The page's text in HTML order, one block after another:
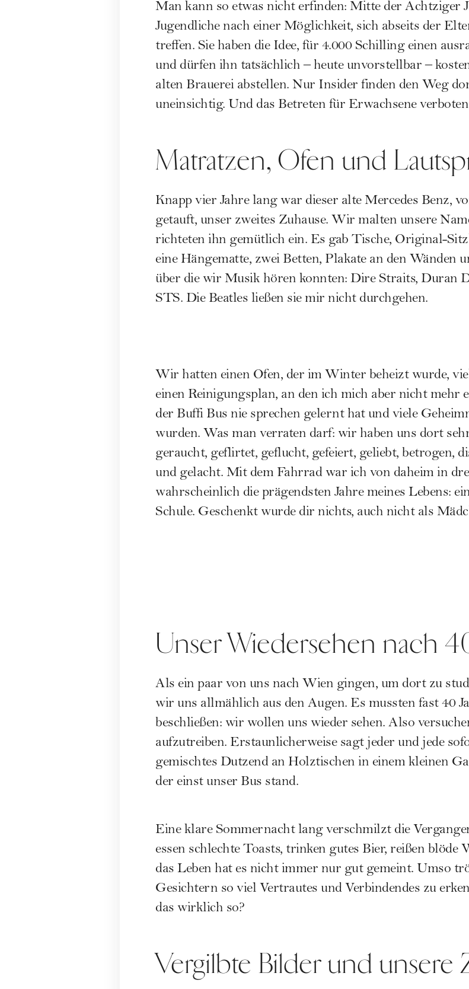
Man kann so etwas nicht erfinden: Mitte der Achtziger
Jugendliche nach einer Möglichkeit, sich abseits der
treffen. Sie haben die Idee, für 4.000 Schilling einen
und dürfen ihn tatsächlich – heute unvorstellbar –
alten Brauerei abstellen. Nur Insider finden den Weg
uneinsichtig. Und das Betreten für Erwachsene
Matratzen, Ofen und
Knapp vier Jahre lang war dieser alte Mercedes Benz,
getauft, unser zweites Zuhause. Wir malten unsere
richteten ihn gemütlich ein. Es gab Tische, Original-
eine Hängematte, zwei Betten, Plakate an den Wänden
über die wir Musik hören konnten: Dire Straits, Duran
STS. Die Beatles ließen sie mir nicht durchgehen.
Wir hatten einen Ofen, der im Winter beheizt wurde,
einen Reinigungsplan, an den ich mich aber nicht mehr
der Buffi Bus nie sprechen gelernt hat und viele
wurden. Was man verraten darf: wir haben uns dort
geraucht, geflirtet, geflucht, gefeiert, geliebt, betrogen,
und gelacht. Mit dem Fahrrad war ich von daheim in
wahrscheinlich die prägendsten Jahre meines Lebens:
Schule. Geschenkt wurde dir nichts, auch nicht als
Unser Wiedersehen nach
Als ein paar von uns nach Wien gingen, um dort zu
wir uns allmählich aus den Augen. Es mussten fast 40
beschließen: wir wollen uns wieder sehen. Also
aufzutreiben. Erstaunlicherweise sagt jeder und jede
gemischtes Dutzend an Holztischen in einem kleinen
der einst unser Bus stand.
Eine klare Sommernacht lang verschmilzt die
essen schlechte Toasts, trinken gutes Bier, reißen blöde
das Leben hat es nicht immer nur gut gemeint. Umso
Gesichtern so viel Vertrautes und Verbindendes zu
das wirklich so?
Vergilbte Bilder und unsere